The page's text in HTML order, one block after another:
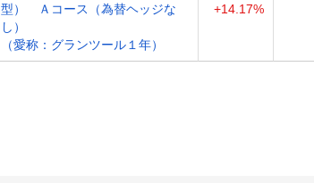
型） Ａコース（為替ヘッジな
し）
（愛称：グランツール１年）
+14.17%